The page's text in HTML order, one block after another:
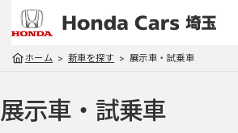
ホーム 新車を探す 展示車・試乗車
展示車・試乗車